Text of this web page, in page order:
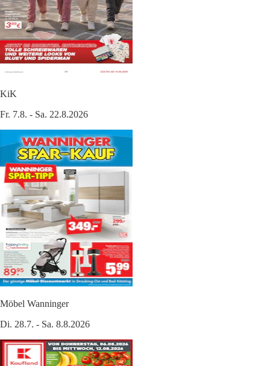
KiK
Fr. 7.8. - Sa. 22.8.2026
Möbel Wanninger
Di. 28.7. - Sa. 8.8.2026